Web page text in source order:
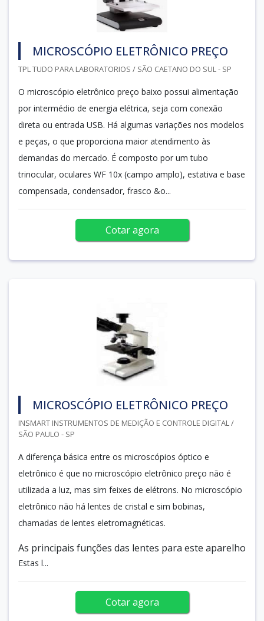
MICROSCÓPIO ELETRÔNICO PREÇO
TPL TUDO PARA LABORATORIOS / SÃO CAETANO DO SUL - SP
O microscópio eletrônico preço baixo possui alimentação
por intermédio de energia elétrica, seja com conexão
direta ou entrada USB. Há algumas variações nos modelos
e peças, o que proporciona maior atendimento às
demandas do mercado. É composto por um tubo
trinocular, oculares WF 10x (campo amplo), estativa e base
compensada, condensador, frasco &o...
Cotar agora
MICROSCÓPIO ELETRÔNICO PREÇO
INSMART INSTRUMENTOS DE MEDIÇÃO E CONTROLE DIGITAL /
SÃO PAULO - SP
A diferença básica entre os microscópios óptico e
eletrônico é que no microscópio eletrônico preço não é
utilizada a luz, mas sim feixes de elétrons. No microscópio
eletrônico não há lentes de cristal e sim bobinas,
chamadas de lentes eletromagnéticas.
As principais funções das lentes para este aparelho
Estas l...
Cotar agora